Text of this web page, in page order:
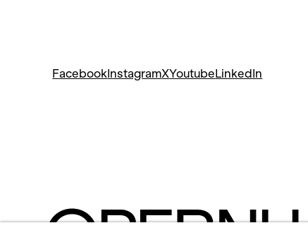
FacebookInstagramXYoutubeLinkedIn